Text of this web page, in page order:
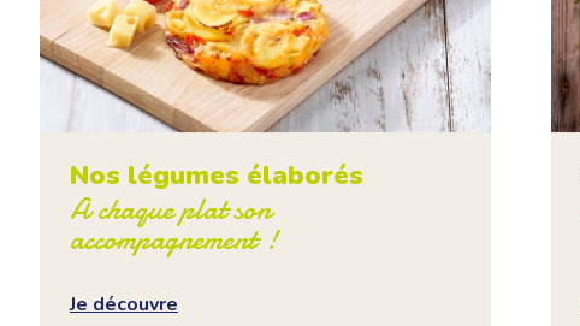
Nos légumes élaborés
A chaque plat son
accompagnement !
Je découvre